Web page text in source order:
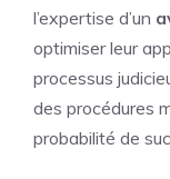
l’expertise d’un
optimiser leur
processus
des procédures
probabilité de